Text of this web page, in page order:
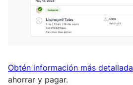
Obtén información más detallada
ahorrar y pagar.